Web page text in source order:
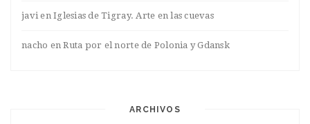
javienIglesias de Tigray. Arte en las cuevas
nacho enRuta por el norte de Polonia y Gdansk
ARCHIVOS